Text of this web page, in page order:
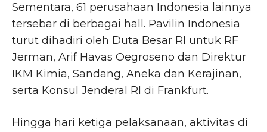
Sementara, 61 perusahaan Indonesia lainnya
tersebar di berbagai hall. Pavilin Indonesia
turut dihadiri oleh Duta Besar RI untuk RF
Jerman, Arif Havas Oegroseno dan Direktur
IKM Kimia, Sandang, Aneka dan Kerajinan,
serta Konsul Jenderal RI di Frankfurt.
Hingga hari ketiga pelaksanaan, aktivitas di